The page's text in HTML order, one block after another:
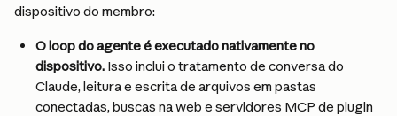
dispositivo do membro:
O loop do agente é executado nativamente no
dispositivo. Isso inclui o tratamento de conversa do
Claude, leitura e escrita de arquivos em pastas
conectadas, buscas na web e servidores MCP de plugin